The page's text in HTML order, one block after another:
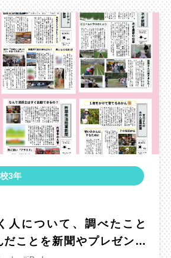
3年
人について、調べたこと
だことを新聞やプレゼンに